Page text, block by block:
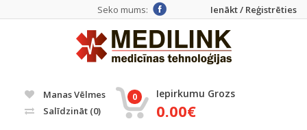
Ienākt / Reģistrēties
Seko mums:
Manas Vēlmes
Salīdzināt (0)
0 Iepirkumu Grozs
0.00€